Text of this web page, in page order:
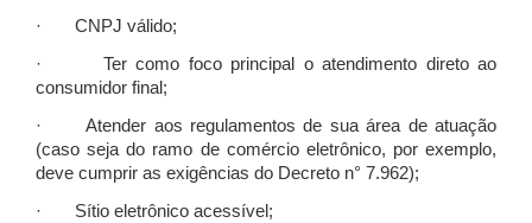
· CNPJ válido;
· Ter como foco principal o atendimento direto ao
consumidor final;
· Atender aos regulamentos de sua área de atuação
(caso seja do ramo de comércio eletrônico, por exemplo,
deve cumprir as exigências do Decreto n° 7.962);
· Sítio eletrônico acessível;